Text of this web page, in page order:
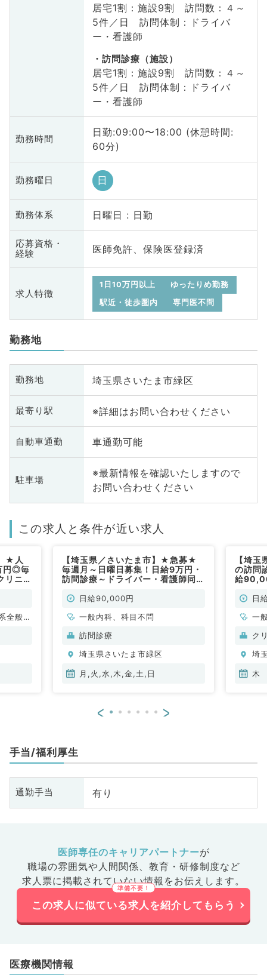
居宅1割：施設9割 訪問数：４～
5件／日 訪問体制：ドライバ
ー・看護師
訪問診療（施設）
居宅1割：施設9割 訪問数：４～
5件／日 訪問体制：ドライバ
ー・看護師
勤務時間
日勤:09:00〜18:00 (休憩時間:
60分)
勤務曜日 日
勤務体系 日曜日 : 日勤
応募資格・
経験
医師免許、保険医登録済
求人特徴
1日10万円以上
ゆったりめ勤務
駅近・徒歩圏内
専門医不問
勤務地
勤務地 埼玉県さいたま市緑区
最寄り駅 ※詳細はお問い合わせください
自動車通勤 車通勤可能
駐車場
※最新情報を確認いたしますので
お問い合わせください
この求人と条件が近い求人
★人
円◎毎
リニッ
全般、
【埼玉県／さいたま市】★急募★
毎週月～日曜日募集！日給9万円・
訪問診療～ドライバー・看護師同行
日給90,000円
一般内科、科目不問
訪問診療
埼玉県さいたま市緑区
月,火,水,木,金,土,日
【埼
の訪問
給
勤） 日
一
ク
埼
木
< >
手当/福利厚生
通勤手当 有り
医師専任のキャリアパートナーが
職場の雰囲気や人間関係、 教育・研修制度など
求人票に掲載されていない情報をお伝えします。
この求人に似ている求人を紹介してもらう
医療機関情報